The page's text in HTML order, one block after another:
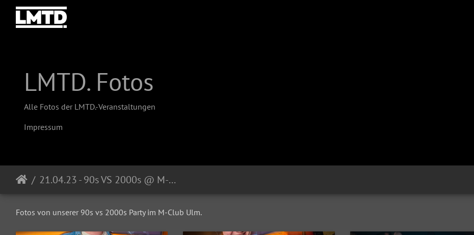
LMTD. Fotos
Alle Fotos der LMTD.-Veranstaltungen
Impressum
21.04.23 - 90s VS 2000s @ M-Club Ulm
Fotos von unserer 90s vs 2000s Party im M-Club Ulm.